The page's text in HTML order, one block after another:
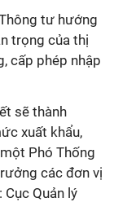
tư hướng
trọng của thị
cấp phép nhập
sẽ thành
xuất khẩu,
Phó Thống
các đơn vị
Quản lý